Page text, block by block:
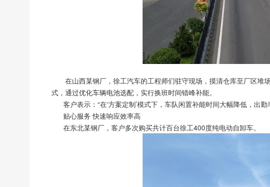
在山西某钢厂，徐工汽车的工程师们驻守现场，摸清仓库至厂区堆
式，通过优化车辆电池选配，实行换班时间错峰补能。
客户表示：“在‘方案定制’模式下，车队闲置补能时间大幅降低，出
贴心服务 快速响应效率高
在东北某钢厂，客户多次购买共计百台徐工400度纯电动自卸车。